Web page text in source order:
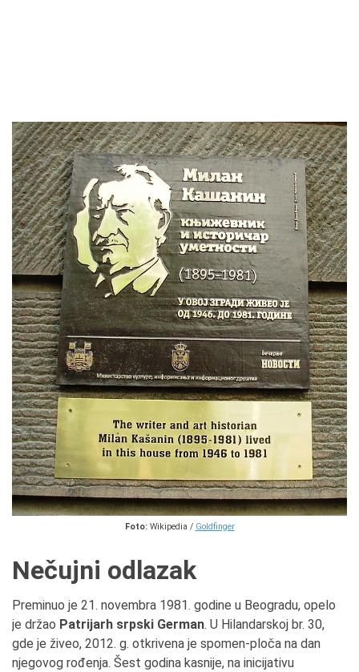
Foto:Wikipedia / Goldfinger
Nečujni odlazak
Preminuo je 21. novembra 1981. godine u Beogradu, opelo
je držao Patrijarh srpski German. U Hilandarskoj br. 30,
gde je živeo, 2012. g. otkrivena je spomen-ploča na dan
njegovog rođenja. Šest godina kasnije, na inicijativu